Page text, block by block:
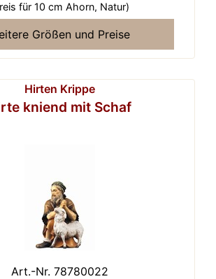
für 10 cm Ahorn, Natur)
Größen und Preise
Hirten Krippe
kniend mit Schaf
Art.-Nr. 78780022